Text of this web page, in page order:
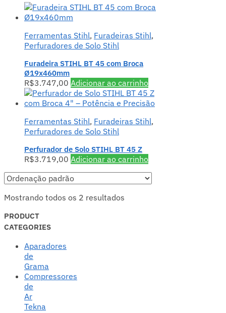
Ferramentas Stihl, Furadeiras Stihl,
Perfuradores de Solo Stihl
Furadeira STIHL BT 45 com Broca
Ø19x460mm
R$3.747,00 Adicionar ao carrinho
Ferramentas Stihl, Furadeiras Stihl,
Perfuradores de Solo Stihl
Perfurador de Solo STIHL BT 45 Z
R$3.719,00 Adicionar ao carrinho
Mostrando todos os 2 resultados
PRODUCT
CATEGORIES
Aparadores
de
Grama
Compressores
de
Ar
Tekna